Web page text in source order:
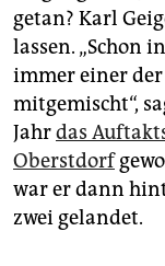
getan? Karl
lassen. „Schon
immer einer
mitgemischt“,
Jahrdas
Oberstdorf
war er dann
zwei gelandet.